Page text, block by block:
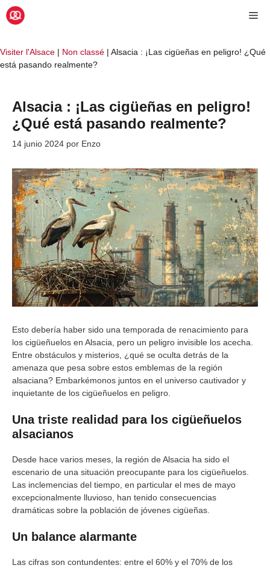
Saltar
Visiter l'Alsace | Non classé | Alsacia : ¡Las cigüeñas en peligro! ¿Qué
está pasando realmente?
Alsacia : ¡Las cigüeñas en peligro!
¿Qué está pasando realmente?
14 junio 2024 por Enzo
Esto debería haber sido una temporada de renacimiento para
los cigüeñuelos en Alsacia, pero un peligro invisible los acecha.
Entre obstáculos y misterios, ¿qué se oculta detrás de la
amenaza que pesa sobre estos emblemas de la región
alsaciana? Embarkémonos juntos en el universo cautivador y
inquietante de los cigüeñuelos en peligro.
Una triste realidad para los cigüeñuelos
alsacianos
Desde hace varios meses, la región de Alsacia ha sido el
escenario de una situación preocupante para los cigüeñuelos.
Las inclemencias del tiempo, en particular el mes de mayo
excepcionalmente lluvioso, han tenido consecuencias
dramáticas sobre la población de jóvenes cigüeñas.
Un balance alarmante
Las cifras son contundentes: entre el 60% y el 70% de los